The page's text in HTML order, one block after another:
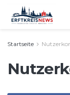
Startseite